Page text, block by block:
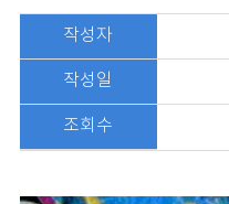
작성자
작성일
조회수